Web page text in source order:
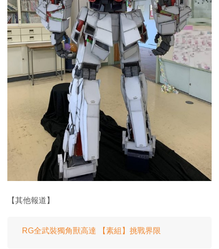
【其他報道】
RG全武裝獨角獸高達 【素組】挑戰界限